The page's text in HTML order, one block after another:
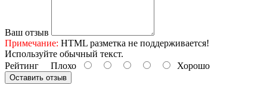
Ваш отзыв
Примечание: HTML разметка не поддерживается!
Используйте обычный текст.
Рейтинг Плохо Хорошо
Оставить отзыв